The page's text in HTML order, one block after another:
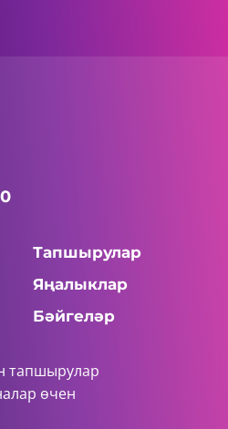
Тапшырулар
Яңалыклар
Бәйгеләр
тапшырулар
өчен